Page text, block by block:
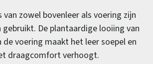
zowel bovenleer als voering zijn
De plantaardige looiing van
de voering maakt het leer soepel en
draagcomfort verhoogt.